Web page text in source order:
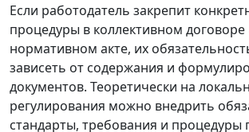
Если работодатель закрепит
процедуры в коллективном
нормативном акте, их
зависеть от содержания и
документов. Теоретически на
регулирования можно внедрить
стандарты, требования и процедуры